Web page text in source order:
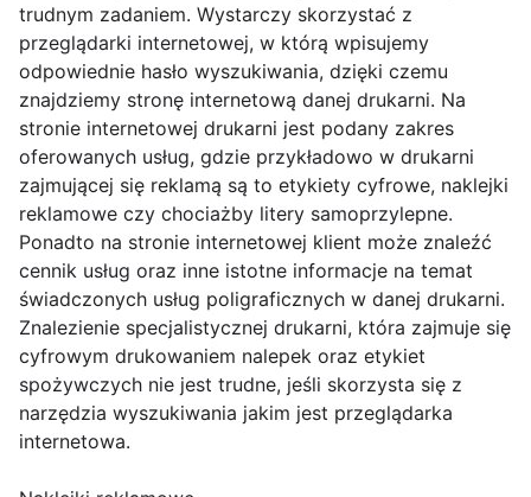
trudnym zadaniem. Wystarczy skorzystać z
przeglądarki internetowej, w którą wpisujemy
odpowiednie hasło wyszukiwania, dzięki czemu
znajdziemy stronę internetową danej drukarni. Na
stronie internetowej drukarni jest podany zakres
oferowanych usług, gdzie przykładowo w drukarni
zajmującej się reklamą są to etykiety cyfrowe, naklejki
reklamowe czy chociażby litery samoprzylepne.
Ponadto na stronie internetowej klient może znaleźć
cennik usług oraz inne istotne informacje na temat
świadczonych usług poligraficznych w danej drukarni.
Znalezienie specjalistycznej drukarni, która zajmuje się
cyfrowym drukowaniem nalepek oraz etykiet
spożywczych nie jest trudne, jeśli skorzysta się z
narzędzia wyszukiwania jakim jest przeglądarka
internetowa.